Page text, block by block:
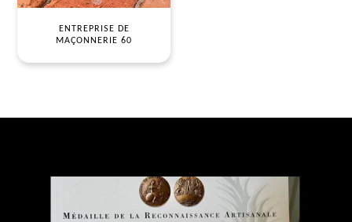
ENTREPRISE DE
MAÇONNERIE 60